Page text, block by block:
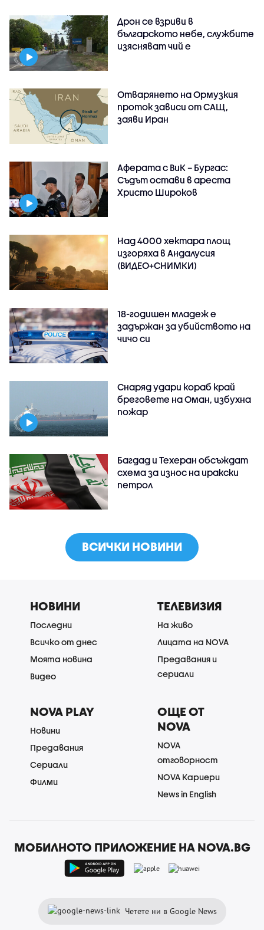
Дрон се взриви в
българското небе, службите
изясняват чий е
Отварянето на Ормузкия
проток зависи от САЩ,
заяви Иран
Аферата с ВиК – Бургас:
Съдът остави в ареста
Христо Широков
Над 4000 хектара площ
изгоряха в Андалусия
(ВИДЕО+СНИМКИ)
18-годишен младеж е
задържан за убийството на
чичо си
Снаряд удари кораб край
бреговете на Оман, избухна
пожар
Багдад и Техеран обсъждат
схема за износ на иракски
петрол
ВСИЧКИ НОВИНИ
НОВИНИ
Последни
Всичко от днес
Моята новина
Видео
ТЕЛЕВИЗИЯ
На живо
Лицата на NOVA
Предавания и
сериали
NOVA PLAY
Новини
Предавания
Сериали
Филми
ОЩЕ ОТ
NOVA
NOVA
отговорност
NOVA Кариери
News in English
МОБИЛНОТО ПРИЛОЖЕНИЕ НА NOVA.BG
Четете ни в Google News